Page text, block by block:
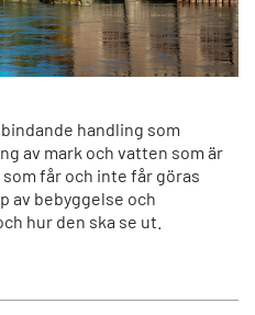
handling som
av mark och vatten som är
får och inte får göras
av bebyggelse och
hur den ska se ut.